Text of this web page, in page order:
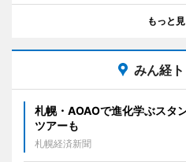
もっと
みん経
札幌・AOAOで進化学ぶス
ツアーも
札幌経済新聞